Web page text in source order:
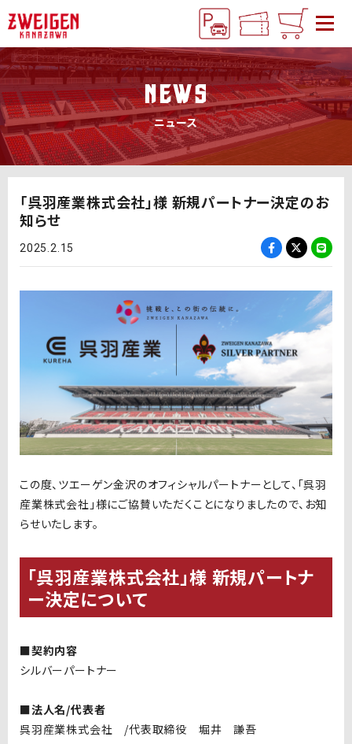
NEWS
ニュース
「呉羽産業株式会社」様 新規パートナー決定のお
知らせ
2025.2.15
この度、ツエーゲン金沢のオフィシャルパートナーとして、「呉羽
産業株式会社」様にご協賛いただくことになりましたので、お知
らせいたします。
「呉羽産業株式会社」様 新規パートナ
ー決定について
■契約内容
シルバーパートナー
■法人名/代表者
呉羽産業株式会社 /代表取締役 堀井 謙吾